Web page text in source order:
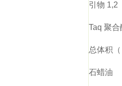
引物 1,2
Taq 聚
总体积
石蜡油